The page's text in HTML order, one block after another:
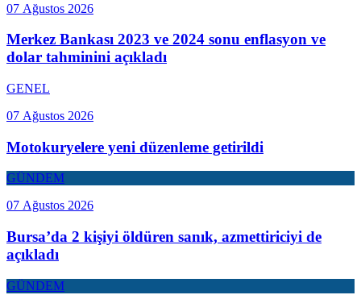
07 Ağustos 2026
Merkez Bankası 2023 ve 2024 sonu enflasyon ve
dolar tahminini açıkladı
GENEL
07 Ağustos 2026
Motokuryelere yeni düzenleme getirildi
GÜNDEM
07 Ağustos 2026
Bursa’da 2 kişiyi öldüren sanık, azmettiriciyi de
açıkladı
GÜNDEM